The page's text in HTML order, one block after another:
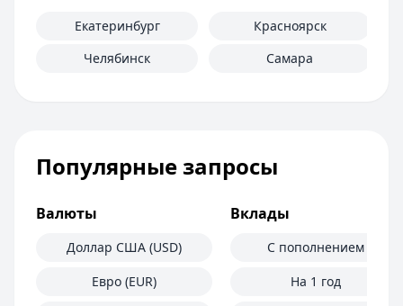
Екатеринбург
Челябинск
Красноярск
Самара
Популярные запросы
Валюты
Доллар США (USD)
Евро (EUR)
Вклады
С пополнением
На 1 год